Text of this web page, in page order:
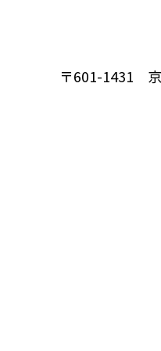
〒601-1431 京